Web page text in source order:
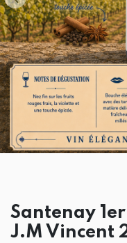
Santenay
J.M Vincent